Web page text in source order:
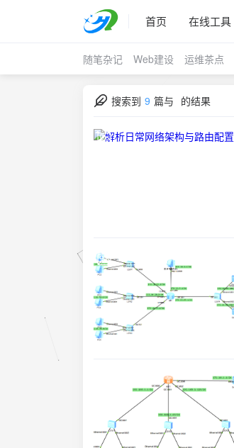
首页 在线工具
随笔杂记 Web建设 运维茶点
搜索到 9 篇与 的结果